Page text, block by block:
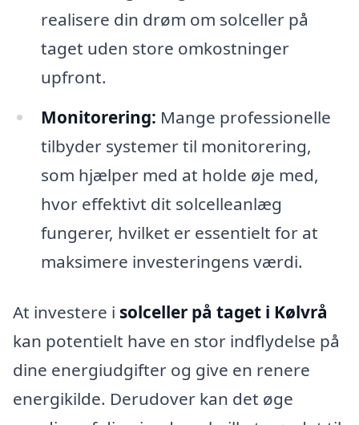
realisere din drøm om solceller på
taget uden store omkostninger
upfront.
Monitorering: Mange professionelle
tilbyder systemer til monitorering,
som hjælper med at holde øje med,
hvor effektivt dit solcelleanlæg
fungerer, hvilket er essentielt for at
maksimere investeringens værdi.
At investere i solceller på taget i Kølvrå
kan potentielt have en stor indflydelse på
dine energiudgifter og give en renere
energikilde. Derudover kan det øge